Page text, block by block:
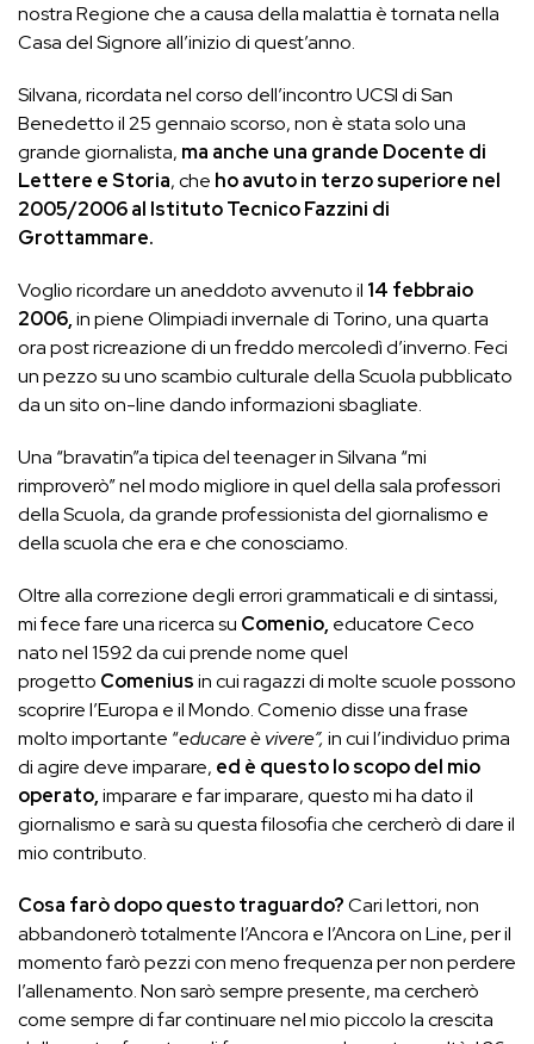
nostra Regione che a causa della malattia è tornata nella
Casa del Signore all’inizio di quest’anno.
Silvana, ricordata nel corso dell’incontro UCSI di San
Benedetto il 25 gennaio scorso, non è stata solo una
grande giornalista, ma anche una grande Docente di
Lettere e Storia, che ho avuto in terzo superiore nel
2005/2006 al Istituto Tecnico Fazzini di
Grottammare.
Voglio ricordare un aneddoto avvenuto il 14 febbraio
2006,in piene Olimpiadi invernale di Torino, una quarta
ora post ricreazione di un freddo mercoledì d’inverno. Feci
un pezzo su uno scambio culturale della Scuola pubblicato
da un sito on-line dando informazioni sbagliate.
Una “bravatin”a tipica del teenager in Silvana “mi
rimproverò” nel modo migliore in quel della sala professori
della Scuola, da grande professionista del giornalismo e
della scuola che era e che conosciamo.
Oltre alla correzione degli errori grammaticali e di sintassi,
mi fece fare una ricerca su Comenio, educatore Ceco
nato nel 1592 da cui prende nome quel
progetto Comeniusin cui ragazzi di molte scuole possono
scoprire l’Europa e il Mondo. Comenio disse una frase
molto importante “educare è vivere”, in cui l’individuo prima
di agire deve imparare, ed è questo lo scopo del mio
operato,imparare e far imparare, questo mi ha dato il
giornalismo e sarà su questa filosofia che cercherò di dare il
mio contributo.
Cosa farò dopo questo traguardo?Cari lettori, non
abbandonerò totalmente l’Ancora e l’Ancora on Line, per il
momento farò pezzi con meno frequenza per non perdere
l’allenamento. Non sarò sempre presente, ma cercherò
come sempre di far continuare nel mio piccolo la crescita